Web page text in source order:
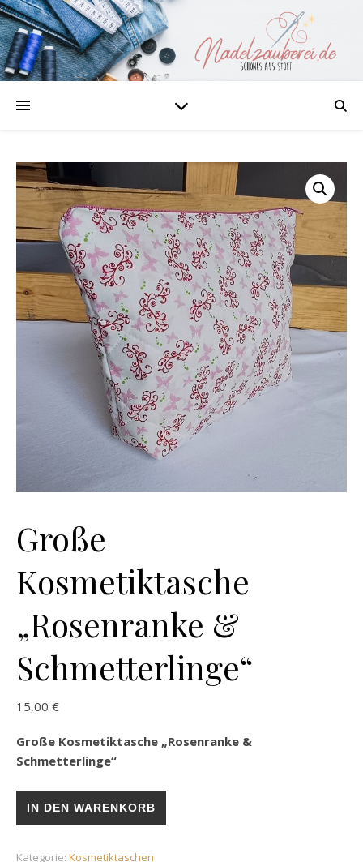
Große
Kosmetiktasche
„Rosenranke &
Schmetterlinge“
15,00 €
Große Kosmetiktasche „Rosenranke &
Schmetterlinge“
Große Kosmetiktasche „Rosenranke & Schmetterlinge“
IN DEN WARENKORB
Kategorie: Kosmetiktaschen